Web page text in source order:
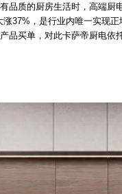
品质的厨房生活时，高端
37%，是行业内唯一实现
品买单，对此卡萨帝厨电